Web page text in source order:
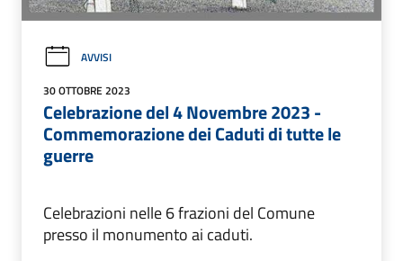
AVVISI
30 OTTOBRE 2023
Celebrazione del 4 Novembre 2023 -
Commemorazione dei Caduti di tutte le
guerre
Celebrazioni nelle 6 frazioni del Comune
presso il monumento ai caduti.